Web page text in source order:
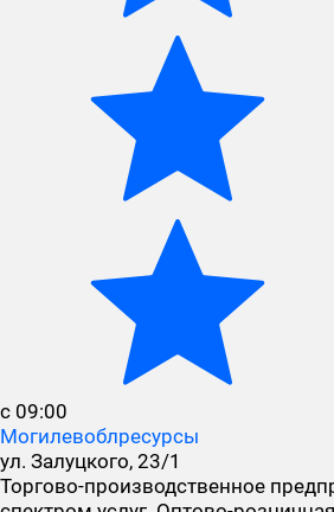
с 09:00
Могилевоблресурсы
ул. Залуцкого, 23/1
Торгово-производственное